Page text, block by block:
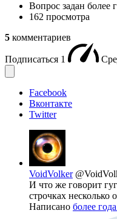
Вопрос задан более
162 просмотра
5 комментариев
Подписаться 1
Facebook
Вконтакте
Twitter
VoidVolker
И что же говорит
строчках несколько
Написано более